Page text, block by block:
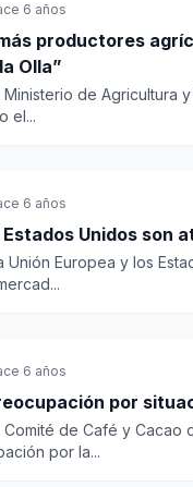
6 años
productores
Olla”
Ministerio de Agricultura
el...
6 años
Estados Unidos
Unión Europea y los
6 años
por
Comité de Café y
por la...